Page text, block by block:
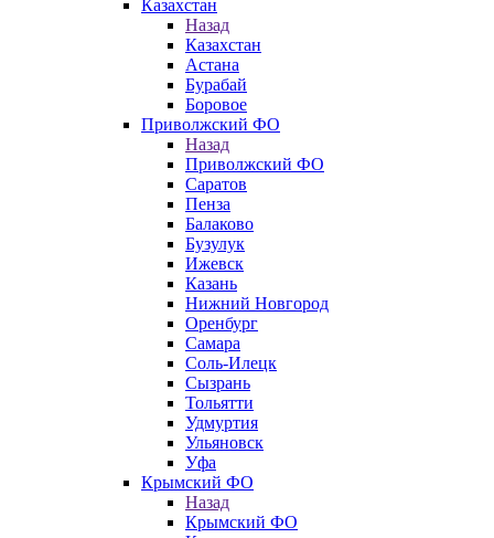
Казахстан
Назад
Казахстан
Астана
Бурабай
Боровое
Приволжский ФО
Назад
Приволжский ФО
Саратов
Пенза
Балаково
Бузулук
Ижевск
Казань
Нижний Новгород
Оренбург
Самара
Соль-Илецк
Сызрань
Тольятти
Удмуртия
Ульяновск
Уфа
Крымский ФО
Назад
Крымский ФО